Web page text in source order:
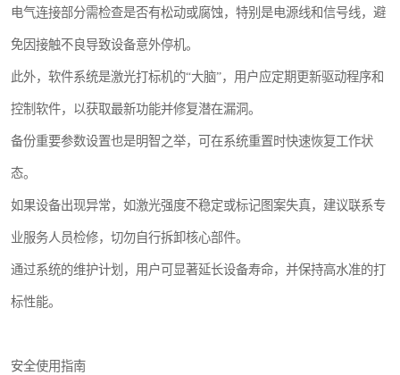
电气连接部分需检查是否有松动或腐蚀，特别是电源线和信号线，避
免因接触不良导致设备意外停机。
此外，软件系统是激光打标机的“大脑”，用户应定期更新驱动程序和
控制软件，以获取最新功能并修复潜在漏洞。
备份重要参数设置也是明智之举，可在系统重置时快速恢复工作状
态。
如果设备出现异常，如激光强度不稳定或标记图案失真，建议联系专
业服务人员检修，切勿自行拆卸核心部件。
通过系统的维护计划，用户可显著延长设备寿命，并保持高水准的打
标性能。
安全使用指南